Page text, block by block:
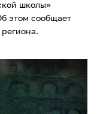
школы»
этом сообщает